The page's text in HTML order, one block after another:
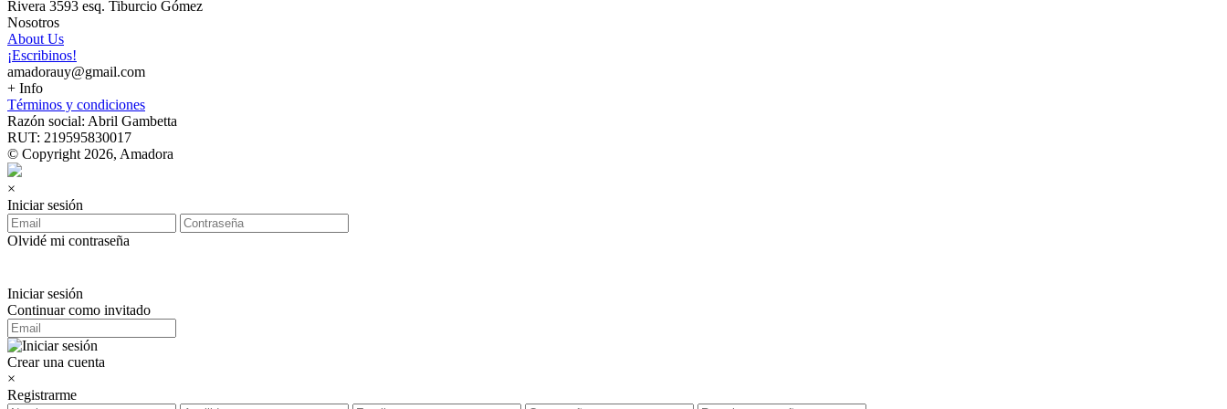
Rivera 3593 esq. Tiburcio Gómez
Nosotros
About Us
¡Escribinos!
amadorauy@gmail.com
+ Info
Términos y condiciones
Razón social: Abril Gambetta
RUT: 219595830017
© Copyright 2026, Amadora
×
Iniciar sesión
Olvidé mi contraseña
Iniciar sesión
Continuar como invitado
Crear una cuenta
×
Registrarme